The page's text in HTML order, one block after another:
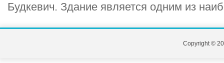
Будкевич. Здание является одним из
Copyright ©